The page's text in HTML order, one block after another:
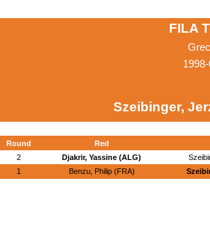
FILA
Szeibinger,
Round
Red
2
Djakrir, Yassine (ALG)
1
Benzu, Philip (FRA)